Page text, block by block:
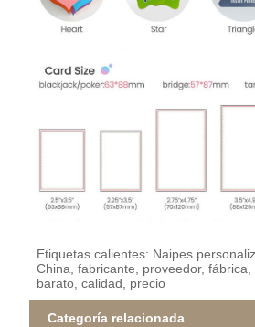
Etiquetas calientes: Naipes
China, fabricante, proveedor,
barato, calidad, precio
Categoría relacionada